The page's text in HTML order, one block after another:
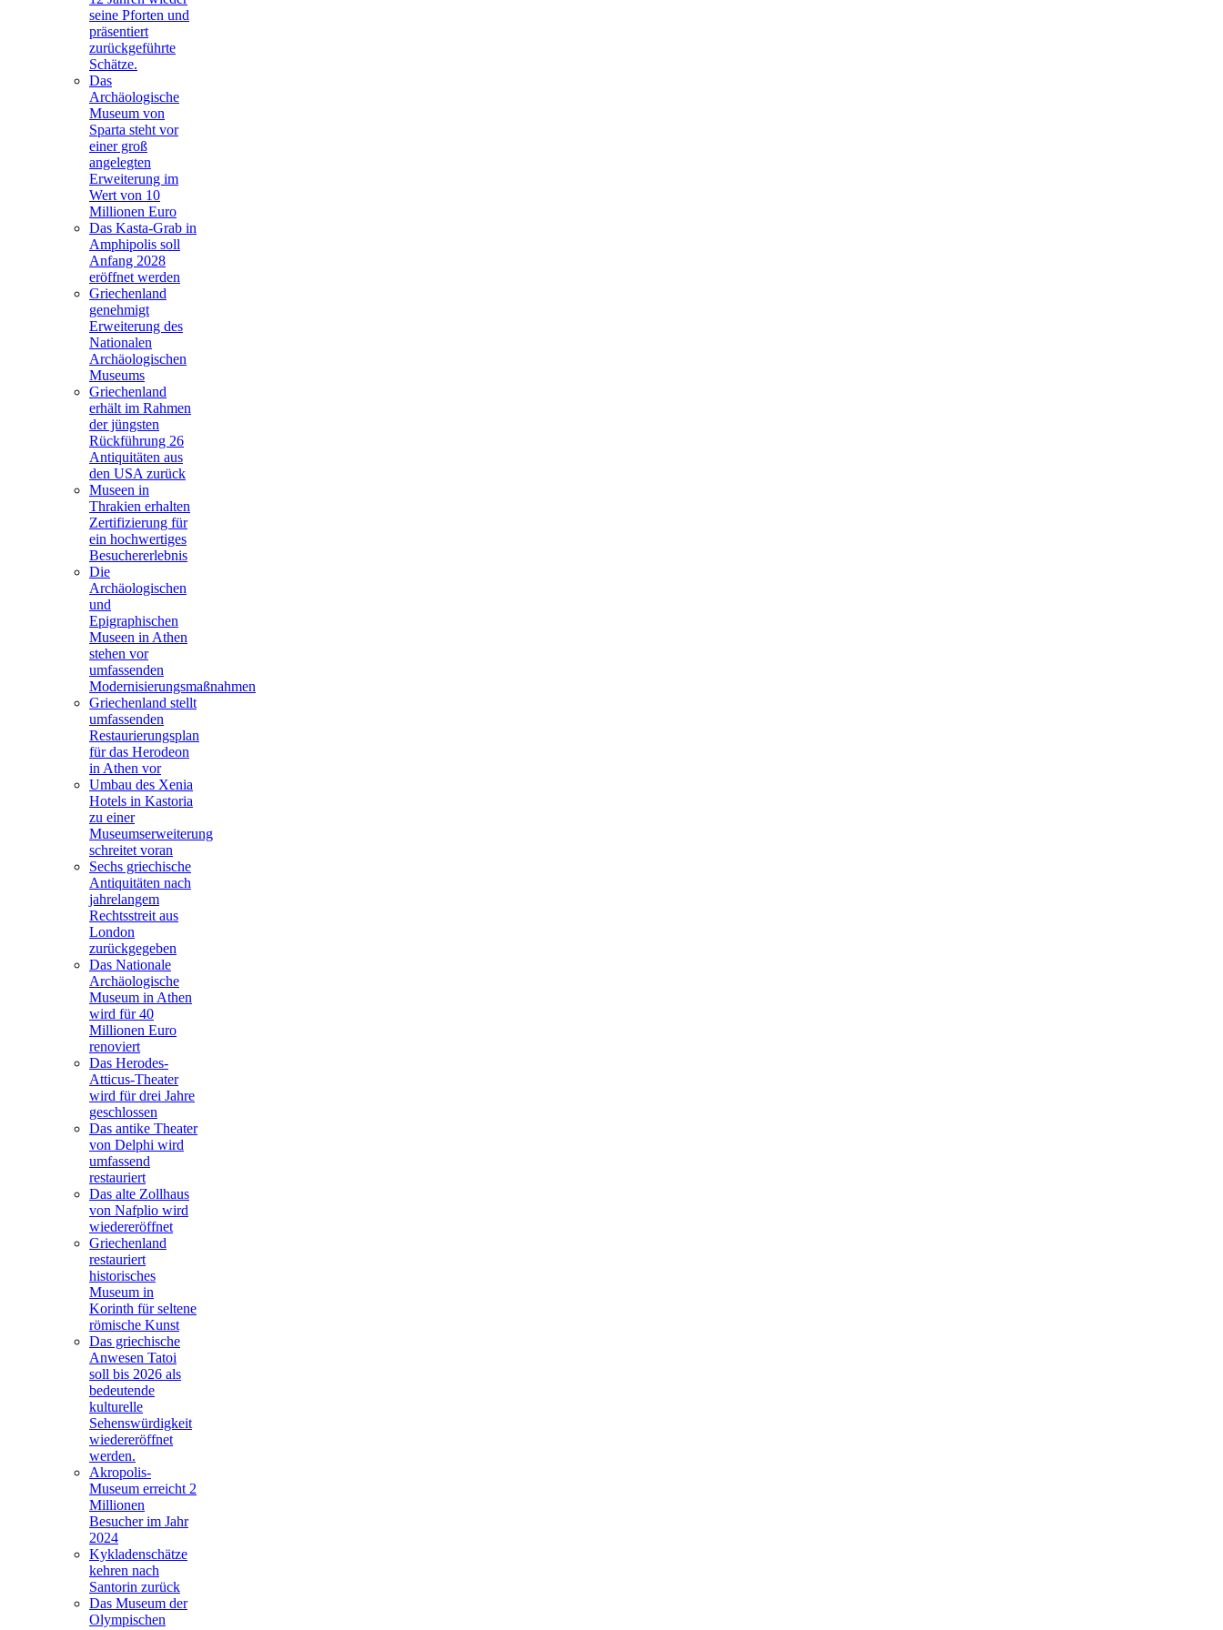
seine Pforten und
präsentiert
zurückgeführte
Schätze.
Das
Archäologische
Museum von
Sparta steht vor
einer groß
angelegten
Erweiterung im
Wert von 10
Millionen Euro
Das Kasta-Grab in
Amphipolis soll
Anfang 2028
eröffnet werden
Griechenland
genehmigt
Erweiterung des
Nationalen
Archäologischen
Museums
Griechenland
erhält im Rahmen
der jüngsten
Rückführung 26
Antiquitäten aus
den USA zurück
Museen in
Thrakien erhalten
Zertifizierung für
ein hochwertiges
Besuchererlebnis
Die
Archäologischen
und
Epigraphischen
Museen in Athen
stehen vor
umfassenden
Modernisierungsmaßnahmen
Griechenland stellt
umfassenden
Restaurierungsplan
für das Herodeon
in Athen vor
Umbau des Xenia
Hotels in Kastoria
zu einer
Museumserweiterung
schreitet voran
Sechs griechische
Antiquitäten nach
jahrelangem
Rechtsstreit aus
London
zurückgegeben
Das Nationale
Archäologische
Museum in Athen
wird für 40
Millionen Euro
renoviert
Das Herodes-
Atticus-Theater
wird für drei Jahre
geschlossen
Das antike Theater
von Delphi wird
umfassend
restauriert
Das alte Zollhaus
von Nafplio wird
wiedereröffnet
Griechenland
restauriert
historisches
Museum in
Korinth für seltene
römische Kunst
Das griechische
Anwesen Tatoi
soll bis 2026 als
bedeutende
kulturelle
Sehenswürdigkeit
wiedereröffnet
werden.
Akropolis-
Museum erreicht 2
Millionen
Besucher im Jahr
2024
Kykladenschätze
kehren nach
Santorin zurück
Das Museum der
Olympischen